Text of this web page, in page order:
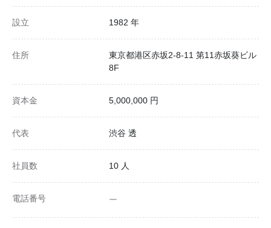
設立 1982 年
住所
東京都港区赤坂2-8-11 第11赤坂葵ビル
8F
資本金 5,000,000 円
代表 渋谷 透
社員数 10 人
電話番号 ー